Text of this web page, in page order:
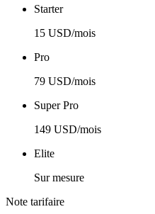
Starter
15 USD/mois
Pro
79 USD/mois
Super Pro
149 USD/mois
Elite
Sur mesure
Note tarifaire